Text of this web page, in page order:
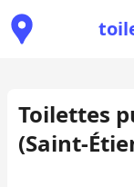
Toilettes
(Saint-